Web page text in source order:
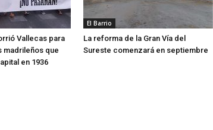
Vallecas para
madrileños que
en 1936
El Barrio
La reforma de la Gran Vía del
Sureste comenzará en septiembre